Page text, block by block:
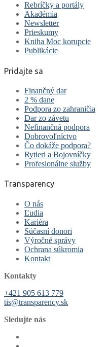
Rebríčky a portály
Akadémia
Newsletter
Prieskumy
Kniha Moc korupcie
Publikácie
Pridajte sa
Finančný dar
2 % dane
Podpora zo zahraničia
Dar zo závetu
Nefinančná podpora
Dobrovoľníctvo
Čo dokáže podpora?
Rytieri a Bojovníčky
Profesionálne služby
Transparency
O nás
Ľudia
Kariéra
Súčasní donori
Výročné správy
Ochrana súkromia
Kontakt
Kontakty
+421 905 613 779
tis@transparency.sk
Sledujte nás